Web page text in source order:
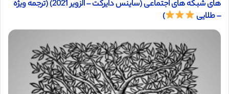
های شبکه های اجتماعی (ساینس دایرکت – الزویر 2021) (ترجمه ویژه
– طلایی
)